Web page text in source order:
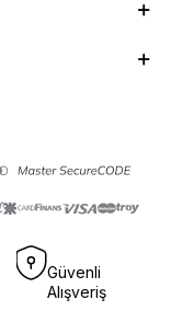
Güvenli
Alışveriş